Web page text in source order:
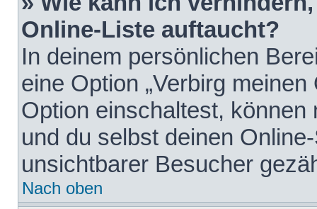
Online-Liste auftaucht?
In deinem persönlichen
eine Option „Verbirg
Option einschaltest,
und du selbst deinen
unsichtbarer Besucher
Nach oben